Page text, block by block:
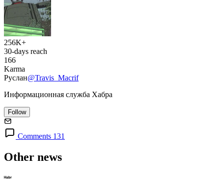
256K+
30-days reach
166
Karma
Руслан@Travis_Macrif
Информационная служба Хабра
Follow
Comments 131
Other news